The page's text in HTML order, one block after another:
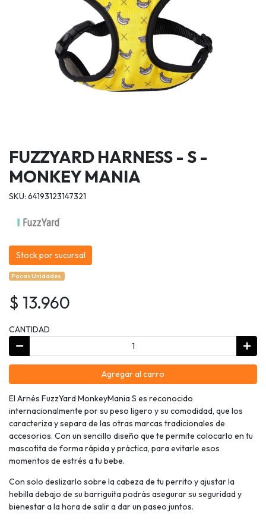
FUZZYARD HARNESS - S -
MONKEY MANIA
SKU: 64193123147321
Stock por sucursal
Pocas Unidades.
$ 13.960
CANTIDAD
Agregar al carro
El Arnés FuzzYard MonkeyMania S es reconocido
internacionalmente por su peso ligero y su comodidad, que los
caracteriza y separa de las otras marcas tradicionales de
accesorios. Con un sencillo diseño que te permite colocarlo en tu
mascotita de forma rápida y práctica, para evitarle esos
momentos de estrés a tu bebe.
Con solo deslizarlo sobre la cabeza de tu perrito y ajustar la
hebilla debajo de su barriguita podrás asegurar su seguridad y
bienestar a la hora de salir a dar un paseo juntos.